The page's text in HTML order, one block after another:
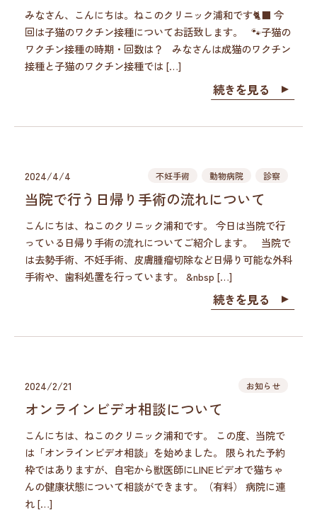
みなさん、こんにちは。ねこのクリニック浦和です🐈‍⬛ 今
回は子猫のワクチン接種についてお話致します。 🐾子猫の
ワクチン接種の時期・回数は？ みなさんは成猫のワクチン
接種と子猫のワクチン接種では […]
続きを見る
2024/4/4 不妊手術 動物病院 診察
当院で行う日帰り手術の流れについて
こんにちは、ねこのクリニック浦和です。 今日は当院で行
っている日帰り手術の流れについてご紹介します。 当院で
は去勢手術、不妊手術、皮膚腫瘤切除など日帰り可能な外科
手術や、歯科処置を行っています。 &nbsp […]
続きを見る
2024/2/21 お知らせ
オンラインビデオ相談について
こんにちは、ねこのクリニック浦和です。 この度、当院で
は「オンラインビデオ相談」を始めました。 限られた予約
枠ではありますが、自宅から獣医師にLINEビデオで猫ちゃ
んの健康状態について相談ができます。（有料） 病院に連
れ […]